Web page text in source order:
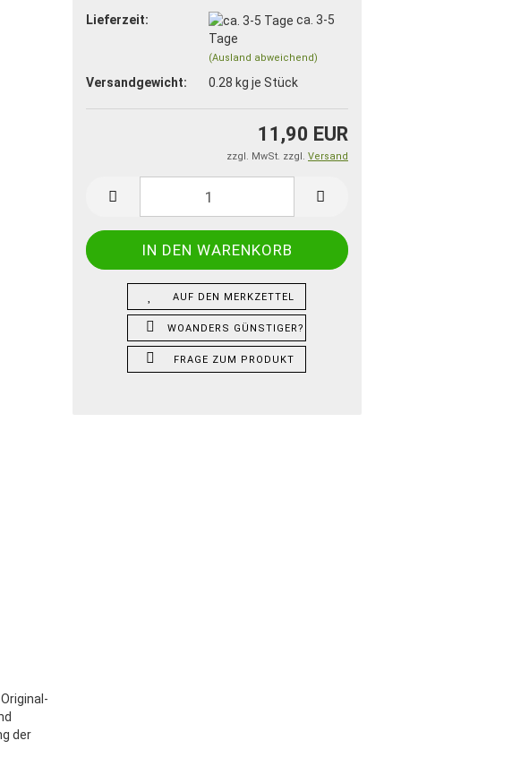
Lieferzeit:
ca. 3-5
Tage
(Ausland abweichend)
Versandgewicht: 0.28 kg je Stück
11,90 EUR
zzgl. MwSt. zzgl. Versand
AUF DEN MERKZETTEL
WOANDERS GÜNSTIGER?
FRAGE ZUM PRODUKT
der